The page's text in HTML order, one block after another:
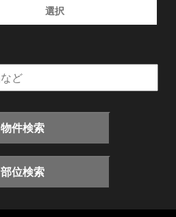
選択
物件検索
部位検索